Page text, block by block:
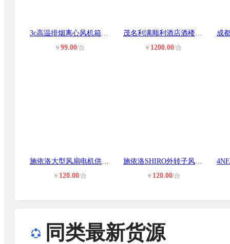
3c高温排烟离心风机箱轴流风机斜流风
￥99.00/台
茂名利满顺利酒店酒楼厨房环保白铁通
￥ 1200.00/台
施依洛大型风扇电机供应 RHA280D2.08
￥ 120.00/台
施依洛SHIRO外转子风机 RHA315D2.098
￥ 120.00/台
同类最新货源